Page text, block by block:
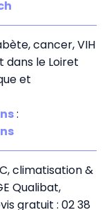
cancer, VIH
dans le Loiret
et
:
climatisation &
Qualibat,
gratuit : 02 38